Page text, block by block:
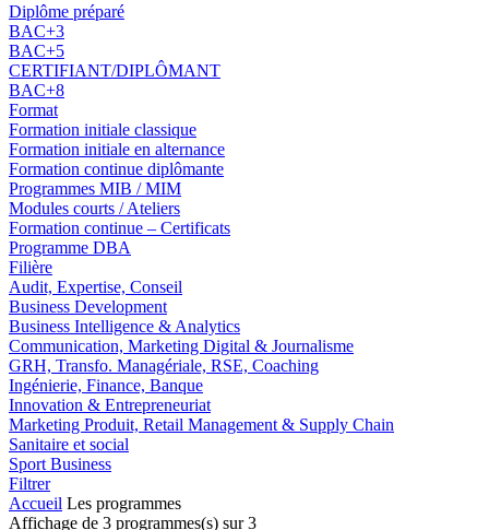
Diplôme préparé
BAC+3
BAC+5
CERTIFIANT/DIPLÔMANT
BAC+8
Format
Formation initiale classique
Formation initiale en alternance
Formation continue diplômante
Programmes MIB / MIM
Modules courts / Ateliers
Formation continue – Certificats
Programme DBA
Filière
Audit, Expertise, Conseil
Business Development
Business Intelligence & Analytics
Communication, Marketing Digital & Journalisme
GRH, Transfo. Managériale, RSE, Coaching
Ingénierie, Finance, Banque
Innovation & Entrepreneuriat
Marketing Produit, Retail Management & Supply Chain
Sanitaire et social
Sport Business
Filtrer
Accueil Les programmes
Affichage de 3 programmes(s) sur3